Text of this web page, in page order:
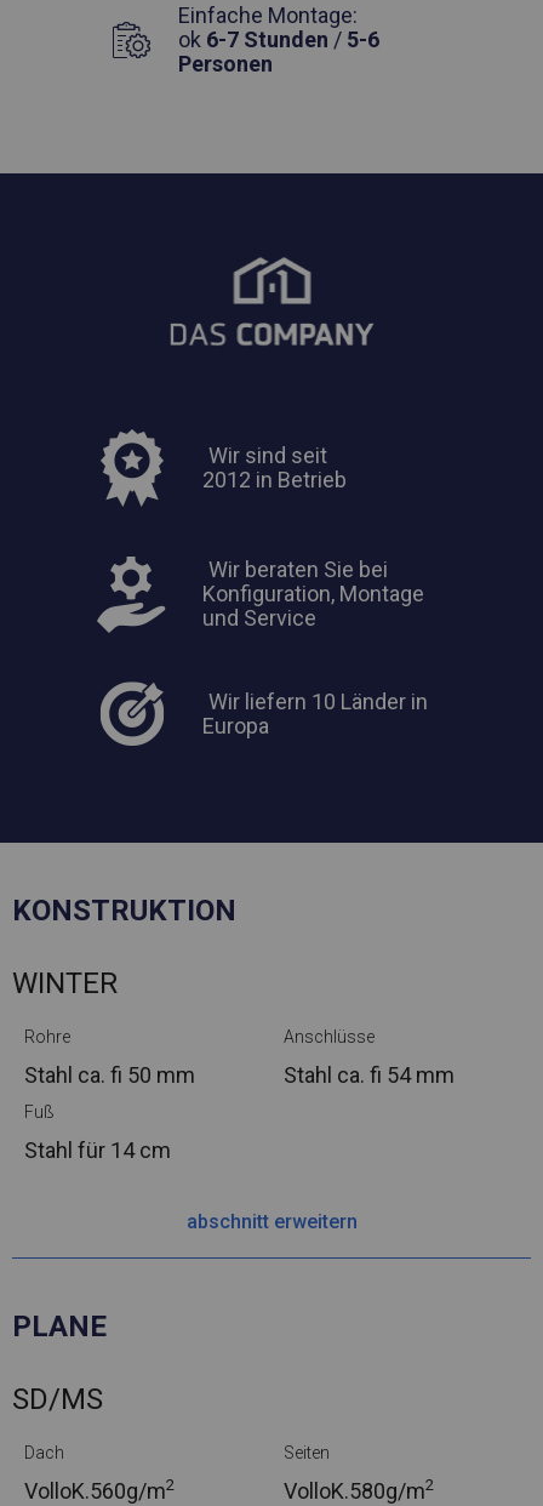
Einfache Montage:
ok 6-7 Stunden / 5-6
Personen
Wir sind seit
2012 in Betrieb
Wir beraten Sie bei
Konfiguration, Montage
und Service
Wir liefern 10 Länder in
Europa
KONSTRUKTION
WINTER
Rohre
Stahl ca. fi 50 mm
Anschlüsse
Stahl ca. fi 54 mm
Fuß
Stahl für 14 cm
abschnitt erweitern
PLANE
SD/MS
Dach
VolloK.560g/m2
Seiten
VolloK.580g/m2